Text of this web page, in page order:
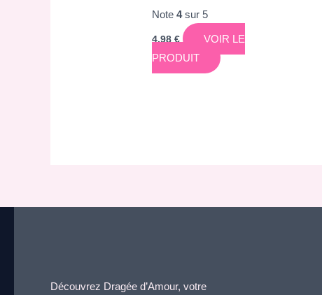
Note4sur 5
4,98€
VOIR LE
PRODUIT
Découvrez Dragée d’Amour, votre